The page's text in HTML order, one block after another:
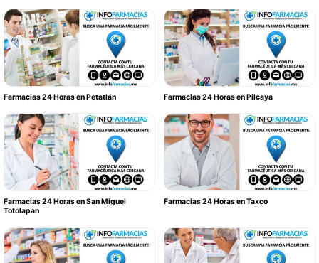
Farmacias 24 Horas en Petatlán Farmacias 24 Horas en Pilcaya
Farmacias 24 Horas en San Miguel
Totolapan
Farmacias 24 Horas en Taxco